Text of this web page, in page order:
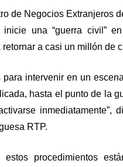
de Negocios Extranjeros
una “guerra civil”
a casi un millón de
intervenir en un
hasta el punto de la
inmediatamente”,
RTP.
procedimientos